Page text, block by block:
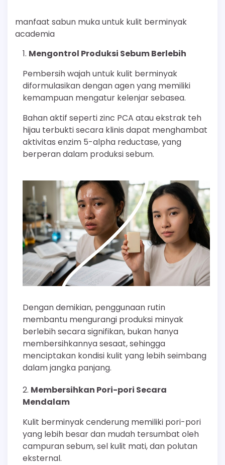
manfaat sabun muka untuk kulit berminyak
academia
Mengontrol Produksi Sebum Berlebih
Pembersih wajah untuk kulit berminyak
diformulasikan dengan agen yang memiliki
kemampuan mengatur kelenjar sebasea.
Bahan aktif seperti zinc PCA atau ekstrak teh
hijau terbukti secara klinis dapat menghambat
aktivitas enzim 5-alpha reductase, yang
berperan dalam produksi sebum.
Dengan demikian, penggunaan rutin
membantu mengurangi produksi minyak
berlebih secara signifikan, bukan hanya
membersihkannya sesaat, sehingga
menciptakan kondisi kulit yang lebih seimbang
dalam jangka panjang.
Membersihkan Pori-pori Secara
Mendalam
Kulit berminyak cenderung memiliki pori-pori
yang lebih besar dan mudah tersumbat oleh
campuran sebum, sel kulit mati, dan polutan
eksternal.